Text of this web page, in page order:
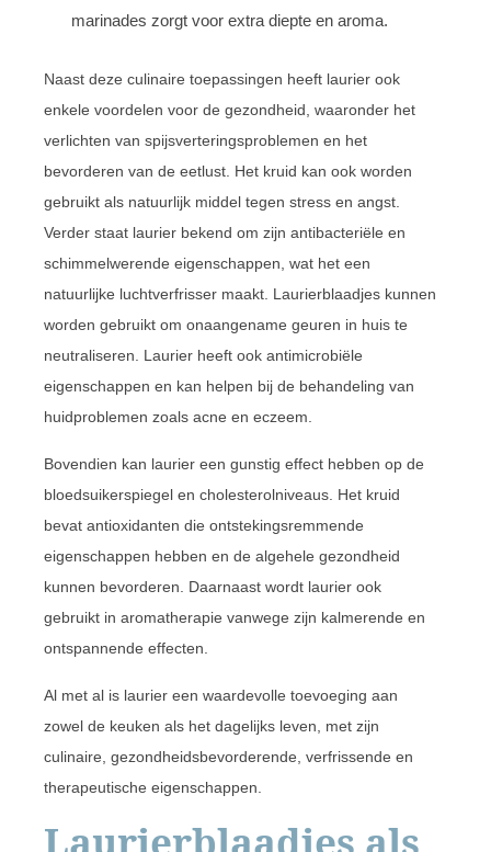
marinades zorgt voor extra diepte en aroma.
Naast deze culinaire toepassingen heeft laurier ook
enkele voordelen voor de gezondheid, waaronder het
verlichten van spijsverteringsproblemen en het
bevorderen van de eetlust. Het kruid kan ook worden
gebruikt als natuurlijk middel tegen stress en angst.
Verder staat laurier bekend om zijn antibacteriële en
schimmelwerende eigenschappen, wat het een
natuurlijke luchtverfrisser maakt. Laurierblaadjes kunnen
worden gebruikt om onaangename geuren in huis te
neutraliseren. Laurier heeft ook antimicrobiële
eigenschappen en kan helpen bij de behandeling van
huidproblemen zoals acne en eczeem.
Bovendien kan laurier een gunstig effect hebben op de
bloedsuikerspiegel en cholesterolniveaus. Het kruid
bevat antioxidanten die ontstekingsremmende
eigenschappen hebben en de algehele gezondheid
kunnen bevorderen. Daarnaast wordt laurier ook
gebruikt in aromatherapie vanwege zijn kalmerende en
ontspannende effecten.
Al met al is laurier een waardevolle toevoeging aan
zowel de keuken als het dagelijks leven, met zijn
culinaire, gezondheidsbevorderende, verfrissende en
therapeutische eigenschappen.
Laurierblaadjes als